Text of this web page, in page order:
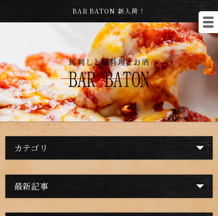
BAR BATON 新入荷！
カテゴリ
最新記事